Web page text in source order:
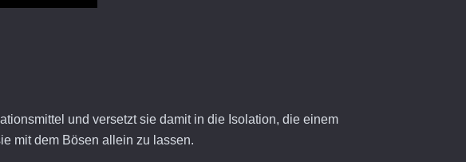
und versetzt sie damit in die Isolation, die einem
mit dem Bösen allein zu lassen.